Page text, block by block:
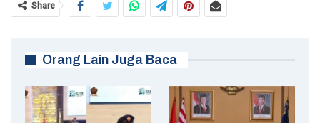
Share
Orang Lain Juga Baca